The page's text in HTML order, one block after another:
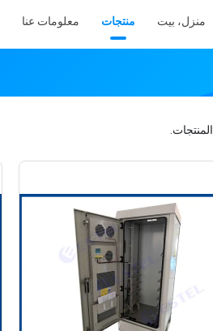
منزل، بيت منتجات معلومات عنا
المنتجات.